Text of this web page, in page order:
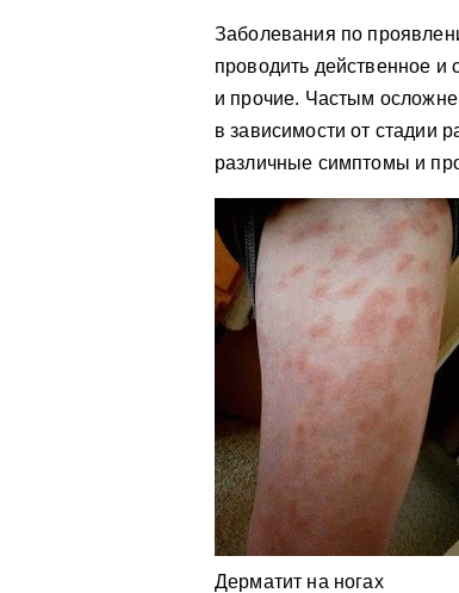
Заболевания по
проводить действенное и
и прочие. Частым
в зависимости от стадии
различные симптомы и
Дерматит на ногах